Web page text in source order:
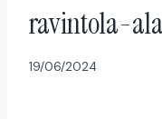
ravintola-
19/06/2024